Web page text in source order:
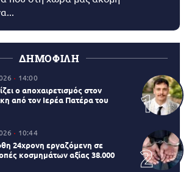
ΔΗΜΟΦΙΛΗ
14:00
ο αποχαιρετισμός στον
από τον Ιερέα Πατέρα του
10:44
24χρονη εργαζόμενη σε
κοσμημάτων αξίας 38.000